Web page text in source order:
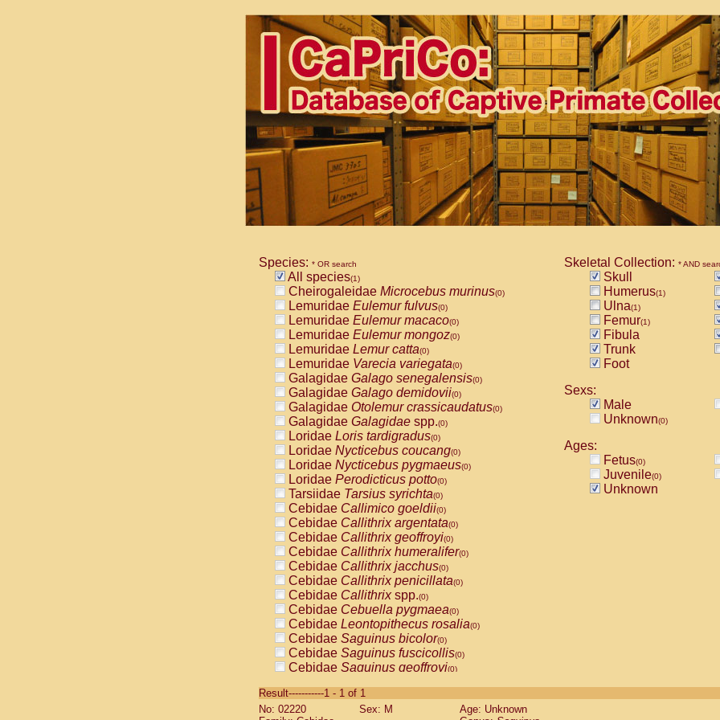
Species: * OR search
All species(1)
Cheirogaleidae Microcebus murinus(0)
Lemuridae Eulemur fulvus(0)
Lemuridae Eulemur macaco(0)
Lemuridae Eulemur mongoz(0)
Lemuridae Lemur catta(0)
Lemuridae Varecia variegata(0)
Galagidae Galago senegalensis(0)
Galagidae Galago demidovii(0)
Galagidae Otolemur crassicaudatus(0)
Galagidae Galagidae spp.(0)
Loridae Loris tardigradus(0)
Loridae Nycticebus coucang(0)
Loridae Nycticebus pygmaeus(0)
Loridae Perodicticus potto(0)
Tarsiidae Tarsius syrichta(0)
Cebidae Callimico goeldii(0)
Cebidae Callithrix argentata(0)
Cebidae Callithrix geoffroyi(0)
Cebidae Callithrix humeralifer(0)
Cebidae Callithrix jacchus(0)
Cebidae Callithrix penicillata(0)
Cebidae Callithrixspp.(0)
Cebidae Cebuella pygmaea(0)
Cebidae Leontopithecus rosalia(0)
Cebidae Saguinus bicolor(0)
Cebidae Saguinus fuscicollis(0)
Cebidae Saguinus geoffroyi(0)
CebidaeSaguinus labiatus(0)
Cebidae Saguinus leucopus (0)
Skeletal Collection: * AND
Skull
Humerus(1)
Ulna(1)
Femur(1)
Fibula
Trunk
Foot
Sexs:
Male
Unknown(0)
Ages:
Fetus(0)
Juvenile(0)
Unknown
Result-----------1 - 1 of 1
No: 02220
Sex: M
Age: Unknown